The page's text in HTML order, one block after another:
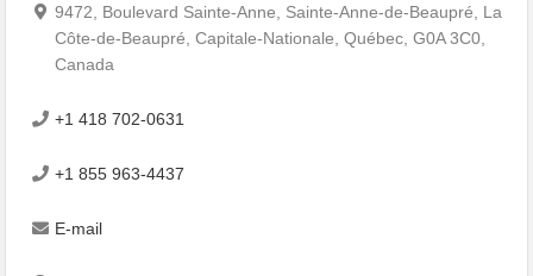
9472, Boulevard Sainte-Anne, Sainte-Anne-de-Beaupré, La
Côte-de-Beaupré, Capitale-Nationale, Québec, G0A 3C0,
Canada
+1 418 702-0631
+1 855 963-4437
E-mail